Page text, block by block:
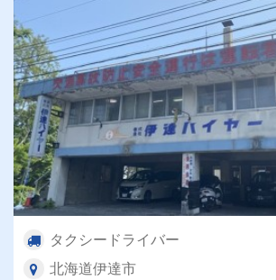
タクシードライバー
北海道伊達市